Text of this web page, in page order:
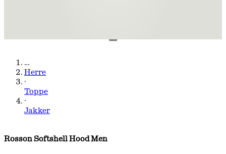
…
Herre
·
Toppe
·
Jakker
Rosson Softshell Hood Men